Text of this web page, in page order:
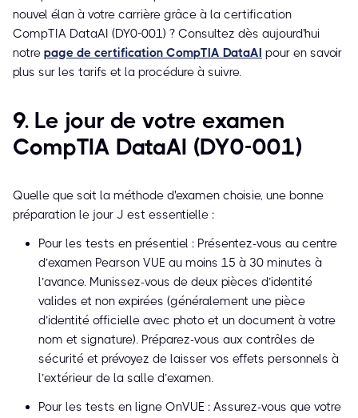
nouvel élan à votre carrière grâce à la certification
CompTIA DataAI (DY0-001) ? Consultez dès aujourd'hui
notre page de certification CompTIA DataAI pour en savoir
plus sur les tarifs et la procédure à suivre.
9. Le jour de votre examen
CompTIA DataAI (DY0-001)
Quelle que soit la méthode d'examen choisie, une bonne
préparation le jour J est essentielle :
Pour les tests en présentiel : Présentez-vous au centre
d’examen Pearson VUE au moins 15 à 30 minutes à
l’avance. Munissez-vous de deux pièces d’identité
valides et non expirées (généralement une pièce
d’identité officielle avec photo et un document à votre
nom et signature). Préparez-vous aux contrôles de
sécurité et prévoyez de laisser vos effets personnels à
l’extérieur de la salle d’examen.
Pour les tests en ligne OnVUE : Assurez-vous que votre